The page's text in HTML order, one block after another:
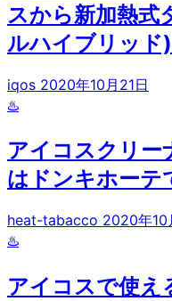
スから新加熱式
ルハイブリッド
iqos 2020年10月21日
♨️
アイコスクリ
はドンキホーテ
heat-tabacco 2020年10
♨️
アイコスで使え